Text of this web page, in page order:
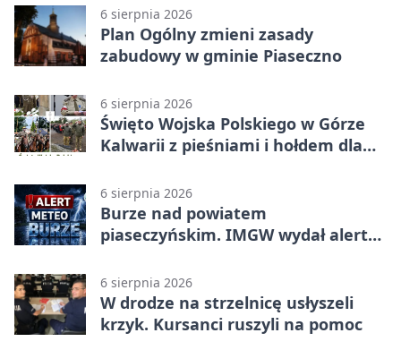
6 sierpnia 2026
Plan Ogólny zmieni zasady
zabudowy w gminie Piaseczno
6 sierpnia 2026
Święto Wojska Polskiego w Górze
Kalwarii z pieśniami i hołdem dla
6 sierpnia 2026
Burze nad powiatem
piaseczyńskim. IMGW wydał alert
6 sierpnia 2026
W drodze na strzelnicę usłyszeli
krzyk. Kursanci ruszyli na pomoc